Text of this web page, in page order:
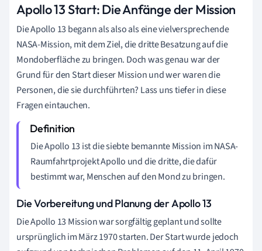
Apollo 13 Start: Die Anfänge der Mission
Die Apollo 13 begann als also als eine vielversprechende
NASA-Mission, mit dem Ziel, die dritte Besatzung auf die
Mondoberfläche zu bringen. Doch was genau war der
Grund für den Start dieser Mission und wer waren die
Personen, die sie durchführten? Lass uns tiefer in diese
Fragen eintauchen.
Die Apollo 13 ist die siebte bemannte Mission im NASA-
Raumfahrtprojekt Apollo und die dritte, die dafür
bestimmt war, Menschen auf den Mond zu bringen.
Die Vorbereitung und Planung der Apollo 13
Die Apollo 13 Mission war sorgfältig geplant und sollte
ursprünglich im März 1970 starten. Der Start wurde jedoch